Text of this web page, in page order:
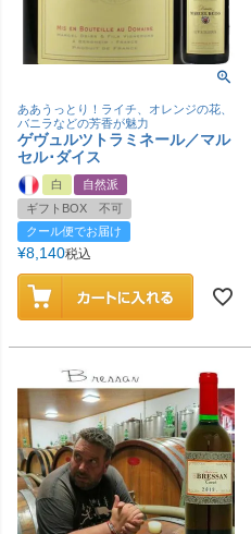
ああうっとり！ライチ、オレンジの花、
バニラなどの芳香が魅力
ゲヴュルツトラミネール／マル
セル･ダイス
白
自然派
ギフトBOX 不可
クール便でお届け
¥8,140税込